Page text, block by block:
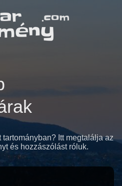
Itt megtalálja az
és hozzászólást róluk.